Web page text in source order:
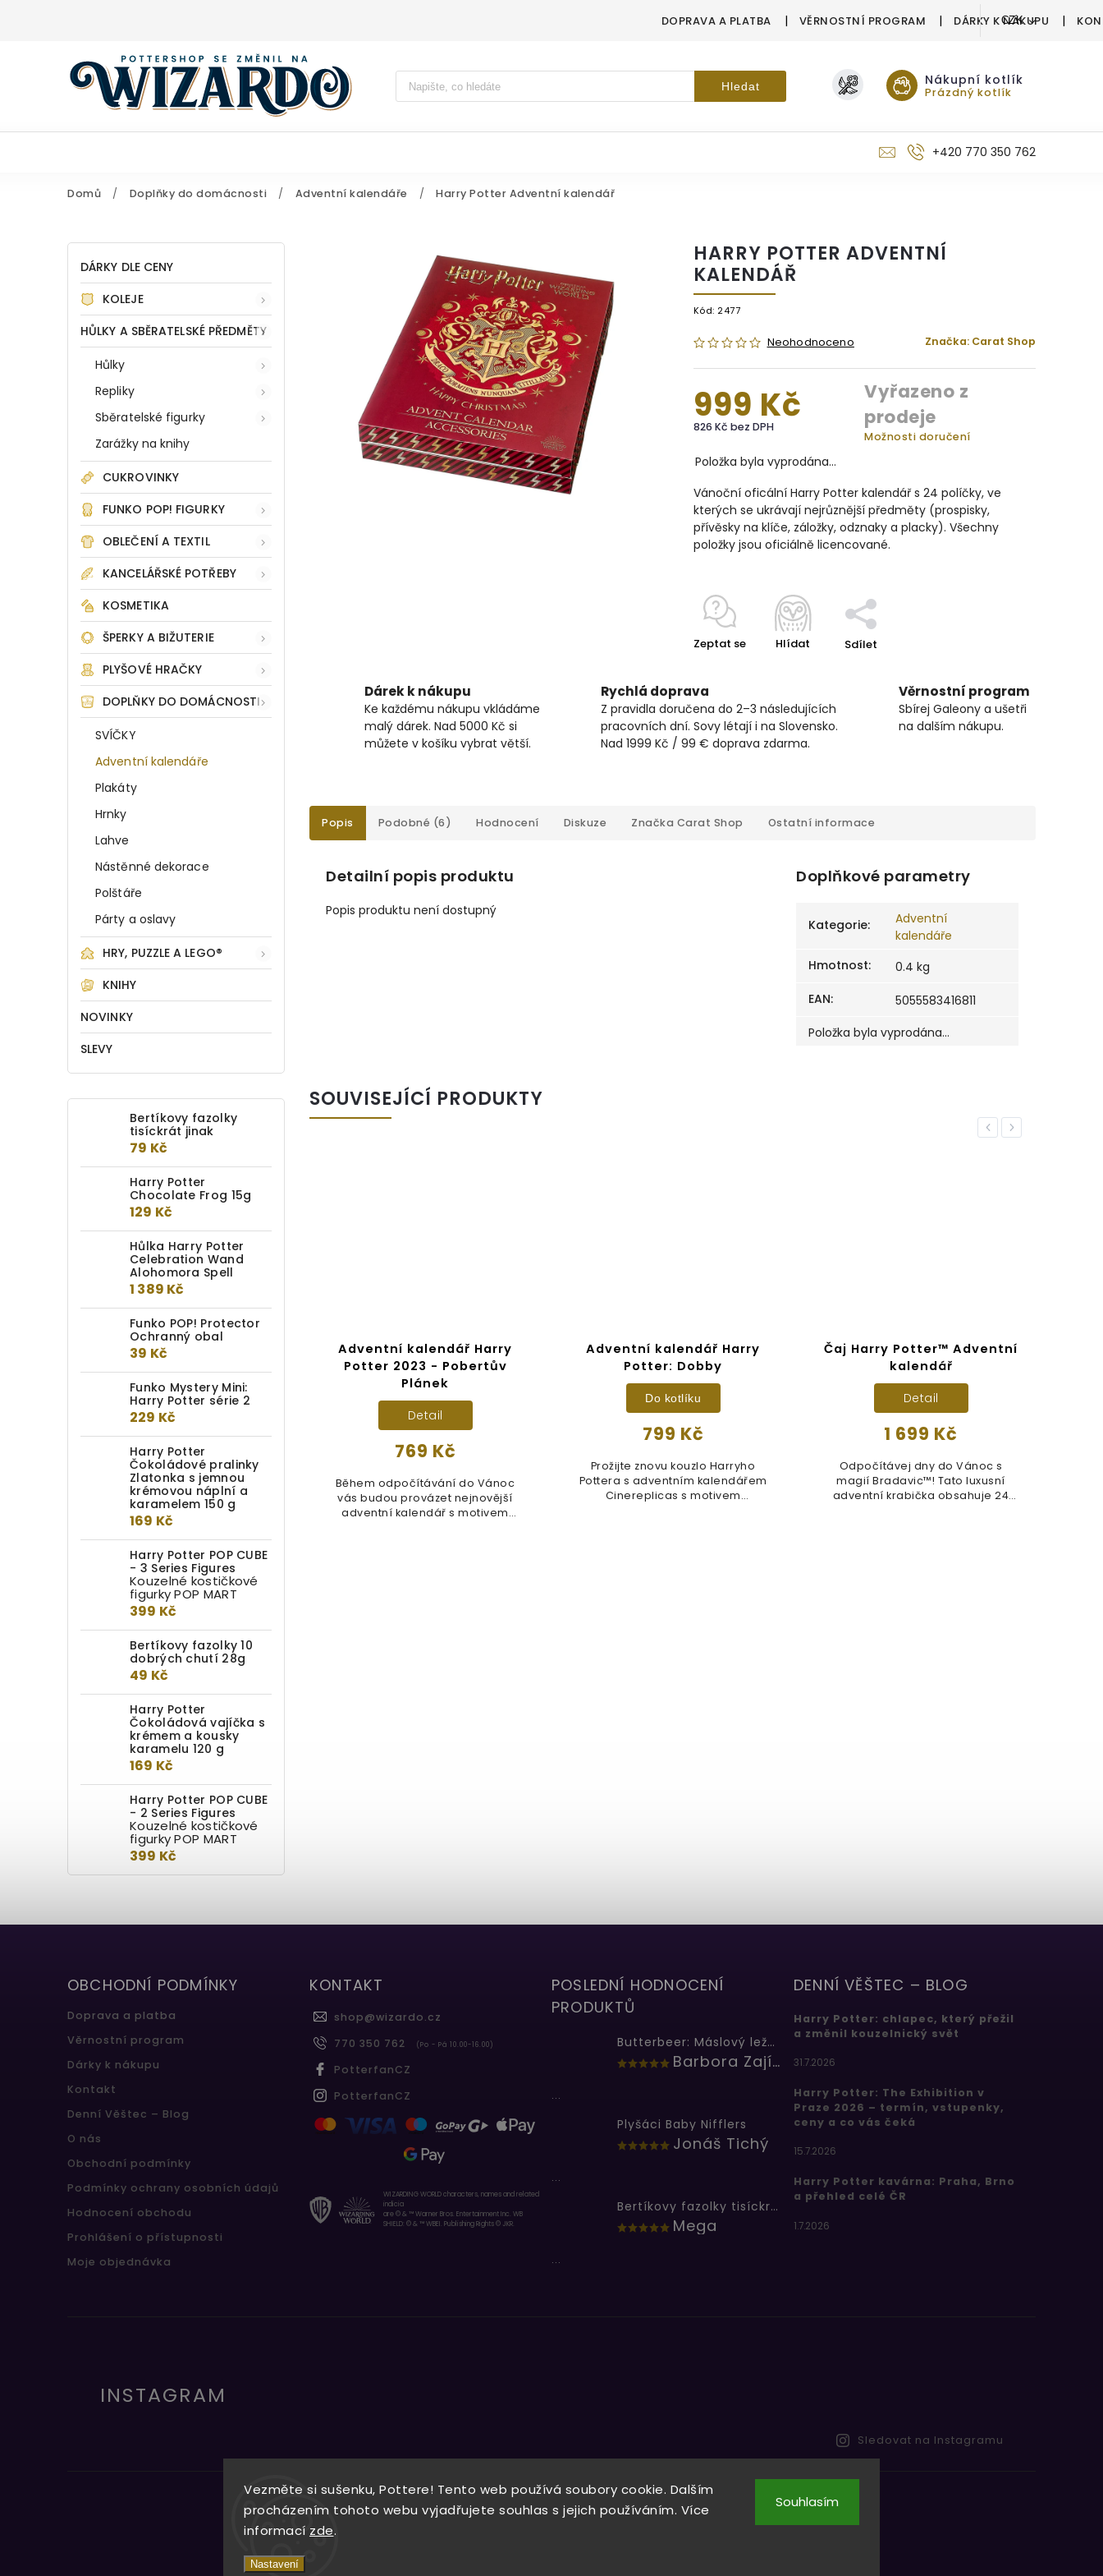
Vezměte si sušenku, Pottere! Tento web používá soubory cookie. Dalším
procházením tohoto webu vyjadřujete souhlas s jejich používáním. Více
informací zde.
Nastavení
Souhlasím
DOPRAVA A PLATBA VĚRNOSTNÍ PROGRAM DÁRKY K NÁKUPU
CZK
Vyhledávání Hledat Nákupní kotlík
Prázdný kotlík
+420 770 350 762
Domů / Doplňky do domácnosti / Adventní kalendáře / Harry Potter Adventní kalendář
DÁRKY DLE CENY
KOLEJE
HŮLKY A SBĚRATELSKÉ PŘEDMĚTY
Hůlky
Repliky
Sběratelské figurky
Zarážky na knihy
CUKROVINKY
FUNKO POP! FIGURKY
OBLEČENÍ A TEXTIL
KANCELÁŘSKÉ POTŘEBY
KOSMETIKA
ŠPERKY A BIŽUTERIE
PLYŠOVÉ HRAČKY
DOPLŇKY DO DOMÁCNOSTI
SVÍČKY
Adventní kalendáře
Plakáty
Hrnky
Lahve
Nástěnné dekorace
Polštáře
Párty a oslavy
HRY, PUZZLE A LEGO®
KNIHY
NOVINKY
SLEVY
Bertíkovy fazolky
tisíckrát jinak
79 Kč
Harry Potter
Chocolate Frog 15g
129 Kč
Hůlka Harry Potter
Celebration Wand
Alohomora Spell
1 389 Kč
Funko POP! Protector
Ochranný obal
39 Kč
Funko Mystery Mini:
Harry Potter série 2
229 Kč
Harry Potter
Čokoládové pralinky
Zlatonka s jemnou
krémovou náplní a
karamelem 150 g
169 Kč
Harry Potter POP CUBE
- 3 Series Figures
Kouzelné kostičkové
figurky POP MART
399 Kč
Bertíkovy fazolky 10
dobrých chutí 28g
49 Kč
Harry Potter
Čokoládová vajíčka s
krémem a kousky
karamelu 120 g
169 Kč
Harry Potter POP CUBE
- 2 Series Figures
Kouzelné kostičkové
figurky POP MART
399 Kč
HARRY POTTER ADVENTNÍ
KALENDÁŘ
Kód: 2477
Neohodnoceno Značka: Carat Shop
999 Kč
826 Kč bez DPH
Vyřazeno z
prodeje
Možnosti doručení
Položka byla vyprodána…
Vánoční oficální Harry Potter kalendář s 24 políčky, ve
kterých se ukrávají nejrůznější předměty (prospisky,
přívěsky na klíče, záložky, odznaky a placky). Všechny
položky jsou oficiálně licencované.
Zeptat se Hlídat Sdílet
Dárek k nákupu
Ke každému nákupu vkládáme
malý dárek. Nad 5000 Kč si
můžete v košíku vybrat větší.
Rychlá doprava
Z pravidla doručena do 2–3 následujících
pracovních dní. Sovy létají i na Slovensko.
Nad 1999 Kč / 99 € doprava zdarma.
Věrnostní program
Sbírej Galeony a ušetři
na dalším nákupu.
Popis Podobné (6) Hodnocení Diskuze Značka Carat Shop Ostatní informace
Detailní popis produktu
Popis produktu není dostupný
Doplňkové parametry
Kategorie:
Adventní
kalendáře
Hmotnost:
0.4 kg
EAN:
5055583416811
Položka byla vyprodána…
SOUVISEJÍCÍ PRODUKTY
Previous
Adventní kalendář Harry
729 Kč
Do kotlíku
Během odpočítávání do Vánoc
vás budou provázet nejnovější
adventní kalendář s motivem
Lenky...
Adventní kalendář Harry
Potter 2023 - Pobertův
Plánek
769 Kč
Detail
Během odpočítávání do Vánoc
vás budou provázet nejnovější
adventní kalendář s motivem
Adventní kalendář Harry
Potter: Dobby
799 Kč
Do kotlíku
Prožijte znovu kouzlo Harryho
Pottera s adventním kalendářem
Cinereplicas s motivem
Čaj Harry Potter™ Adventní
kalendář
1 699 Kč
Detail
Odpočítávej dny do Vánoc s
magií Bradavic™! Tato luxusní
adventní krabička obsahuje 24
Next
OBCHODNÍ PODMÍNKY
Doprava a platba
Věrnostní program
Dárky k nákupu
Kontakt
Denní Věštec – Blog
O nás
Obchodní podmínky
Podmínky ochrany osobních údajů
Hodnocení obchodu
Prohlášení o přístupnosti
Moje objednávka
KONTAKT
shop@wizardo.cz
770 350 762
(Po - Pá 10.00-16.00)
PotterfanCZ
PotterfanCZ
WIZARDING WORLD characters, names and related
indicia
are © & ™ Warner Bros. Entertainment Inc. WB
SHIELD: © & ™ WBEI. Publishing Rights © JKR.
POSLEDNÍ HODNOCENÍ
PRODUKTŮ
Butterbeer: Máslový ležák
Barbora Zajícová
...
Plyšáci Baby Nifflers
Jonáš Tichý
...
Bertíkovy fazolky tisíckrát jinak
Mega
...
DENNÍ VĚŠTEC – BLOG
Harry Potter: chlapec, který přežil
a změnil kouzelnický svět
31.7.2026
Harry Potter: The Exhibition v
Praze 2026 – termín, vstupenky,
ceny a co vás čeká
15.7.2026
Harry Potter kavárna: Praha, Brno
a přehled celé ČR
1.7.2026
INSTAGRAM
Sledovat na Instagramu
Copyright 2026Wizardo. Všechna práva vyhrazena.